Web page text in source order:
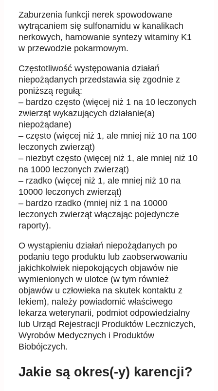
Zaburzenia funkcji nerek spowodowane
wytrącaniem się sulfonamidu w kanalikach
nerkowych, hamowanie syntezy witaminy K1
w przewodzie pokarmowym.
Częstotliwość występowania działań
niepożądanych przedstawia się zgodnie z
poniższą regułą:
– bardzo często (więcej niż 1 na 10 leczonych
zwierząt wykazujących działanie(a)
niepożądane)
– często (więcej niż 1, ale mniej niż 10 na 100
leczonych zwierząt)
– niezbyt często (więcej niż 1, ale mniej niż 10
na 1000 leczonych zwierząt)
– rzadko (więcej niż 1, ale mniej niż 10 na
10000 leczonych zwierząt)
– bardzo rzadko (mniej niż 1 na 10000
leczonych zwierząt włączając pojedyncze
raporty).
O wystąpieniu działań niepożądanych po
podaniu tego produktu lub zaobserwowaniu
jakichkolwiek niepokojących objawów nie
wymienionych w ulotce (w tym również
objawów u człowieka na skutek kontaktu z
lekiem), należy powiadomić właściwego
lekarza weterynarii, podmiot odpowiedzialny
lub Urząd Rejestracji Produktów Leczniczych,
Wyrobów Medycznych i Produktów
Biobójczych.
Jakie są okres(-y) karencji?